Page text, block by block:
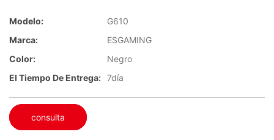
Modelo:
G610
Marca:
ESGAMING
Color:
Negro
El Tiempo De Entrega: 7día
consulta